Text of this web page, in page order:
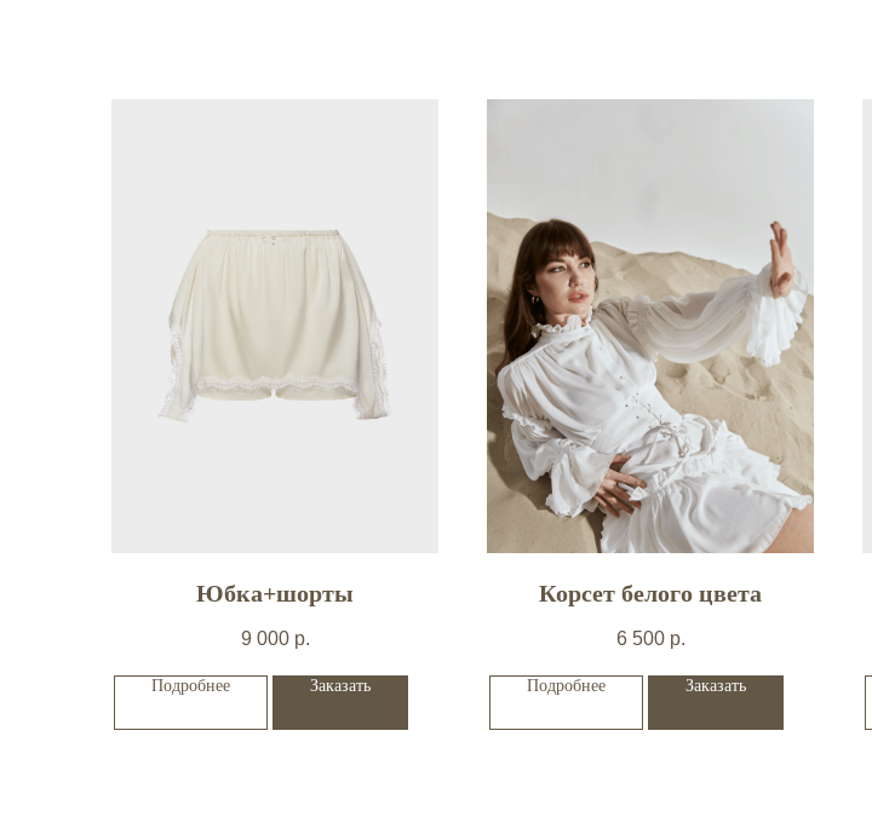
Юбка+шорты
9 000 р.
Подробнее Заказать
Корсет белого цвета
6 500 р.
Подробнее Заказать